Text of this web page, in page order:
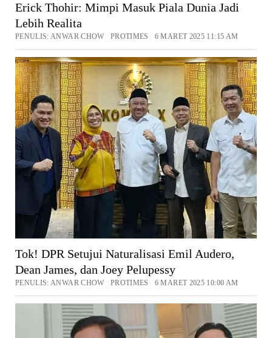
Erick Thohir: Mimpi Masuk Piala Dunia Jadi
Lebih Realita
PENULIS: ANWAR CHOW PROTIMES 6 MARET 2025 11:15 AM
Tok! DPR Setujui Naturalisasi Emil Audero,
Dean James, dan Joey Pelupessy
PENULIS: ANWAR CHOW PROTIMES 6 MARET 2025 10:00 AM